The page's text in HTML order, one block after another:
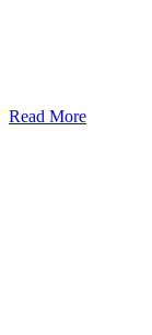
Read More